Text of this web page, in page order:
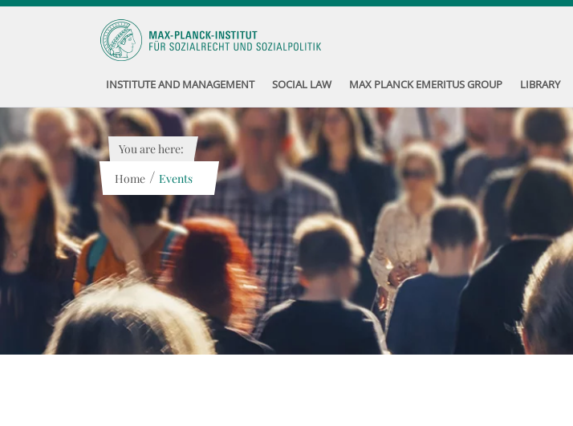
INSTITUTE AND MANAGEMENT SOCIAL LAW MAX PLANCK EMERITUS GROUP LIBRARY
You are here:
Home / Events